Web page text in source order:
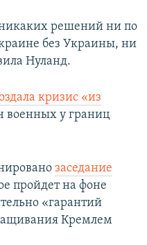
решений ни по
без Украины, ни
Нуланд.
кризис «из
военных у границ
заседание
пройдет на фоне
«гарантий
Кремлем